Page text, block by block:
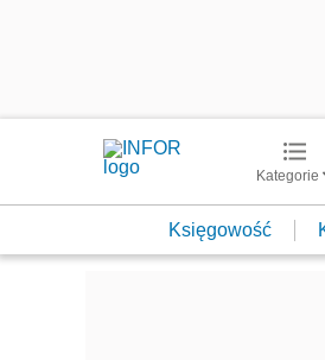
Kategorie
Księgowość